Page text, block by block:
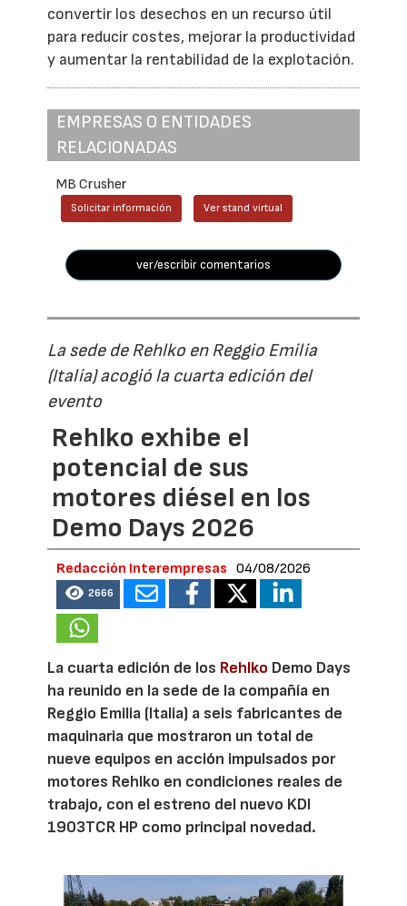
convertir los desechos en un recurso útil
para reducir costes, mejorar la productividad
y aumentar la rentabilidad de la explotación.
EMPRESAS O ENTIDADES
RELACIONADAS
MB Crusher
Solicitar información Ver stand virtual
ver/escribir comentarios
La sede de Rehlko en Reggio Emilia
(Italia) acogió la cuarta edición del
evento
Rehlko exhibe el
potencial de sus
motores diésel en los
Demo Days 2026
Redacción Interempresas 04/08/2026
2666
La cuarta edición de los Rehlko Demo Days
ha reunido en la sede de la compañía en
Reggio Emilia (Italia) a seis fabricantes de
maquinaria que mostraron un total de
nueve equipos en acción impulsados por
motores Rehlko en condiciones reales de
trabajo, con el estreno del nuevo KDI
1903TCR HP como principal novedad.